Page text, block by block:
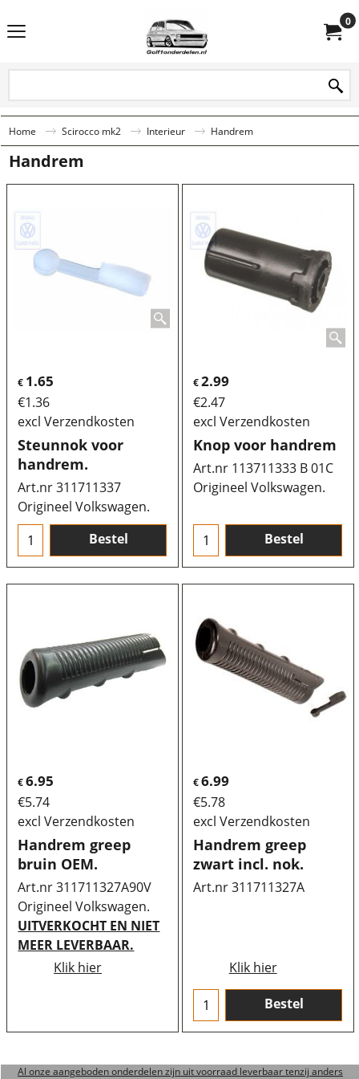
0
Home Scirocco mk2 Interieur Handrem
Handrem
€ 1.65
€1.36
excl Verzendkosten
Steunnok voor
handrem.
Art.nr 311711337
Origineel Volkswagen.
Bestel
€2.99
€2.47
excl Verzendkosten
Knop voor handrem
Art.nr 113711333 B 01C
Origineel Volkswagen.
Bestel
€6.95
€5.74
excl Verzendkosten
Handrem greep
bruin OEM.
Art.nr 311711327A90V
Origineel Volkswagen.
UITVERKOCHT EN NIET
MEER LEVERBAAR.
Klik hier
€6.99
€5.78
excl Verzendkosten
Handrem greep
zwart incl. nok.
Art.nr 311711327A
Klik hier
Bestel
Al onze aangeboden onderdelen zijn uit voorraad leverbaar tenzij anders